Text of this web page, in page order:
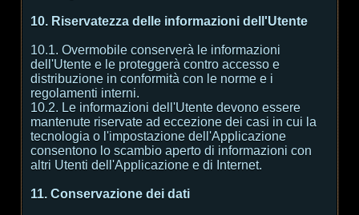
10. Riservatezza delle informazioni dell'Utente
10.1. Overmobile conserverà le informazioni
dell'Utente e le proteggerà contro accesso e
distribuzione in conformità con le norme e i
regolamenti interni.
10.2. Le informazioni dell'Utente devono essere
mantenute riservate ad eccezione dei casi in cui la
tecnologia o l'impostazione dell'Applicazione
consentono lo scambio aperto di informazioni con
altri Utenti dell'Applicazione e di Internet.
11. Conservazione dei dati